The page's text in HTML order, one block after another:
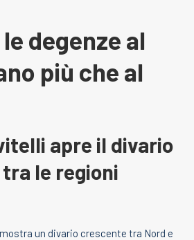
degenze al
più che al
apre il divario
le regioni
un divario crescente tra Nord e